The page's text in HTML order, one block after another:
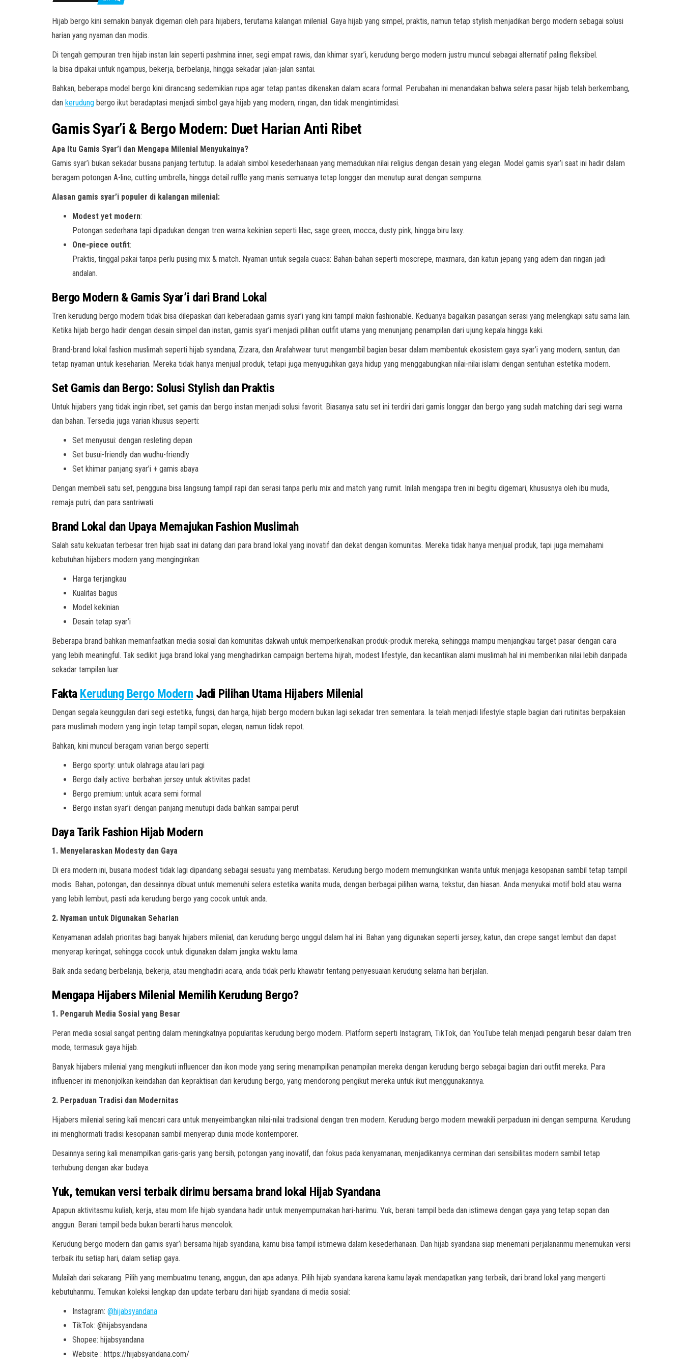
Hijab bergo kini semakin banyak digemari oleh para hijabers, terutama kalangan milenial. Gaya hijab yang simpel, praktis, namun tetap stylish menjadikan bergo modern sebagai solusi
harian yang nyaman dan modis.
Di tengah gempuran tren hijab instan lain seperti pashmina inner, segi empat rawis, dan khimar syar’i, kerudung bergo modern justru muncul sebagai alternatif paling fleksibel.
Ia bisa dipakai untuk ngampus, bekerja, berbelanja, hingga sekadar jalan-jalan santai.
Bahkan, beberapa model bergo kini dirancang sedemikian rupa agar tetap pantas dikenakan dalam acara formal. Perubahan ini menandakan bahwa selera pasar hijab telah berkembang,
dan kerudung bergo ikut beradaptasi menjadi simbol gaya hijab yang modern, ringan, dan tidak mengintimidasi.
Gamis Syar’i & Bergo Modern: Duet Harian Anti Ribet
Apa Itu Gamis Syar’i dan Mengapa Milenial Menyukainya?
Gamis syar’i bukan sekadar busana panjang tertutup. Ia adalah simbol kesederhanaan yang memadukan nilai religius dengan desain yang elegan. Model gamis syar’i saat ini hadir dalam
beragam potongan A-line, cutting umbrella, hingga detail ruffle yang manis semuanya tetap longgar dan menutup aurat dengan sempurna.
Alasan gamis syar’i populer di kalangan milenial:
Modest yet modern:
Potongan sederhana tapi dipadukan dengan tren warna kekinian seperti lilac, sage green, mocca, dusty pink, hingga biru laxy.
One-piece outfit:
Praktis, tinggal pakai tanpa perlu pusing mix & match. Nyaman untuk segala cuaca: Bahan-bahan seperti moscrepe, maxmara, dan katun jepang yang adem dan ringan jadi
andalan.
Bergo Modern & Gamis Syar’i dari Brand Lokal
Tren kerudung bergo modern tidak bisa dilepaskan dari keberadaan gamis syar’i yang kini tampil makin fashionable. Keduanya bagaikan pasangan serasi yang melengkapi satu sama lain.
Ketika hijab bergo hadir dengan desain simpel dan instan, gamis syar’i menjadi pilihan outfit utama yang menunjang penampilan dari ujung kepala hingga kaki.
Brand-brand lokal fashion muslimah seperti hijab syandana, Zizara, dan Arafahwear turut mengambil bagian besar dalam membentuk ekosistem gaya syar’i yang modern, santun, dan
tetap nyaman untuk keseharian. Mereka tidak hanya menjual produk, tetapi juga menyuguhkan gaya hidup yang menggabungkan nilai-nilai islami dengan sentuhan estetika modern.
Set Gamis dan Bergo: Solusi Stylish dan Praktis
Untuk hijabers yang tidak ingin ribet, set gamis dan bergo instan menjadi solusi favorit. Biasanya satu set ini terdiri dari gamis longgar dan bergo yang sudah matching dari segi warna
dan bahan. Tersedia juga varian khusus seperti:
Set menyusui: dengan resleting depan
Set busui-friendly dan wudhu-friendly
Set khimar panjang syar’i + gamis abaya
Dengan membeli satu set, pengguna bisa langsung tampil rapi dan serasi tanpa perlu mix and match yang rumit. Inilah mengapa tren ini begitu digemari, khususnya oleh ibu muda,
remaja putri, dan para santriwati.
Brand Lokal dan Upaya Memajukan Fashion Muslimah
Salah satu kekuatan terbesar tren hijab saat ini datang dari para brand lokal yang inovatif dan dekat dengan komunitas. Mereka tidak hanya menjual produk, tapi juga memahami
kebutuhan hijabers modern yang menginginkan:
Harga terjangkau
Kualitas bagus
Model kekinian
Desain tetap syar’i
Beberapa brand bahkan memanfaatkan media sosial dan komunitas dakwah untuk memperkenalkan produk-produk mereka, sehingga mampu menjangkau target pasar dengan cara
yang lebih meaningful. Tak sedikit juga brand lokal yang menghadirkan campaign bertema hijrah, modest lifestyle, dan kecantikan alami muslimah hal ini memberikan nilai lebih daripada
sekadar tampilan luar.
Fakta Kerudung Bergo ModernJadi Pilihan Utama Hijabers Milenial
Dengan segala keunggulan dari segi estetika, fungsi, dan harga, hijab bergo modern bukan lagi sekadar tren sementara. Ia telah menjadi lifestyle staple bagian dari rutinitas berpakaian
para muslimah modern yang ingin tetap tampil sopan, elegan, namun tidak repot.
Bahkan, kini muncul beragam varian bergo seperti:
Bergo sporty: untuk olahraga atau lari pagi
Bergo daily active: berbahan jersey untuk aktivitas padat
Bergo premium: untuk acara semi formal
Bergo instan syar’i: dengan panjang menutupi dada bahkan sampai perut
Daya Tarik Fashion Hijab Modern
1. Menyelaraskan Modesty dan Gaya
Di era modern ini, busana modest tidak lagi dipandang sebagai sesuatu yang membatasi. Kerudung bergo modern memungkinkan wanita untuk menjaga kesopanan sambil tetap tampil
modis. Bahan, potongan, dan desainnya dibuat untuk memenuhi selera estetika wanita muda, dengan berbagai pilihan warna, tekstur, dan hiasan. Anda menyukai motif bold atau warna
yang lebih lembut, pasti ada kerudung bergo yang cocok untuk anda.
2. Nyaman untuk Digunakan Seharian
Kenyamanan adalah prioritas bagi banyak hijabers milenial, dan kerudung bergo unggul dalam hal ini. Bahan yang digunakan seperti jersey, katun, dan crepe sangat lembut dan dapat
menyerap keringat, sehingga cocok untuk digunakan dalam jangka waktu lama.
Baik anda sedang berbelanja, bekerja, atau menghadiri acara, anda tidak perlu khawatir tentang penyesuaian kerudung selama hari berjalan.
Mengapa Hijabers Milenial Memilih Kerudung Bergo?
1. Pengaruh Media Sosial yang Besar
Peran media sosial sangat penting dalam meningkatnya popularitas kerudung bergo modern. Platform seperti Instagram, TikTok, dan YouTube telah menjadi pengaruh besar dalam tren
mode, termasuk gaya hijab.
Banyak hijabers milenial yang mengikuti influencer dan ikon mode yang sering menampilkan penampilan mereka dengan kerudung bergo sebagai bagian dari outfit mereka. Para
influencer ini menonjolkan keindahan dan kepraktisan dari kerudung bergo, yang mendorong pengikut mereka untuk ikut menggunakannya.
2. Perpaduan Tradisi dan Modernitas
Hijabers milenial sering kali mencari cara untuk menyeimbangkan nilai-nilai tradisional dengan tren modern. Kerudung bergo modern mewakili perpaduan ini dengan sempurna. Kerudung
ini menghormati tradisi kesopanan sambil menyerap dunia mode kontemporer.
Desainnya sering kali menampilkan garis-garis yang bersih, potongan yang inovatif, dan fokus pada kenyamanan, menjadikannya cerminan dari sensibilitas modern sambil tetap
terhubung dengan akar budaya.
Yuk, temukan versi terbaik dirimu bersama brand lokal Hijab Syandana
Apapun aktivitasmu kuliah, kerja, atau mom life hijab syandana hadir untuk menyempurnakan hari-harimu. Yuk, berani tampil beda dan istimewa dengan gaya yang tetap sopan dan
anggun. Berani tampil beda bukan berarti harus mencolok.
Kerudung bergo modern dan gamis syar’i bersama hijab syandana, kamu bisa tampil istimewa dalam kesederhanaan. Dan hijab syandana siap menemani perjalananmu menemukan versi
terbaik itu setiap hari, dalam setiap gaya.
Mulailah dari sekarang. Pilih yang membuatmu tenang, anggun, dan apa adanya. Pilih hijab syandana karena kamu layak mendapatkan yang terbaik, dari brand lokal yang mengerti
kebutuhanmu. Temukan koleksi lengkap dan update terbaru dari hijab syandana di media sosial:
Instagram: @hijabsyandana
TikTok: @hijabsyandana
Shopee: hijabsyandana
Website : https://hijabsyandana.com/